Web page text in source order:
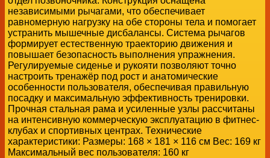
независимыми рычагами, что обеспечивает
равномерную нагрузку на обе стороны тела и помогает
устранить мышечные дисбалансы. Система рычагов
формирует естественную траекторию движения и
повышает безопасность выполнения упражнения.
Регулируемые сиденье и рукояти позволяют точно
настроить тренажёр под рост и анатомические
особенности пользователя, обеспечивая правильную
посадку и максимальную эффективность тренировки.
Прочная стальная рама и усиленные узлы рассчитаны
на интенсивную коммерческую эксплуатацию в фитнес-
клубах и спортивных центрах. Технические
характеристики: Размеры: 168 × 181 × 116 см Вес: 169 кг
Максимальный вес пользователя: 160 кг